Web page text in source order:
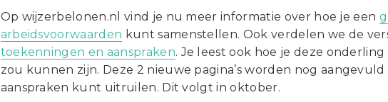
Op wijzerbelonen.nl vind je nu meer informatie over hoe je een
arbeidsvoorwaarden kunt samenstellen. Ook verdelen we de
toekenningen en aanspraken. Je leest ook hoe je deze
zou kunnen zijn. Deze 2 nieuwe pagina’s worden nog
aanspraken kunt uitruilen. Dit volgt in oktober.